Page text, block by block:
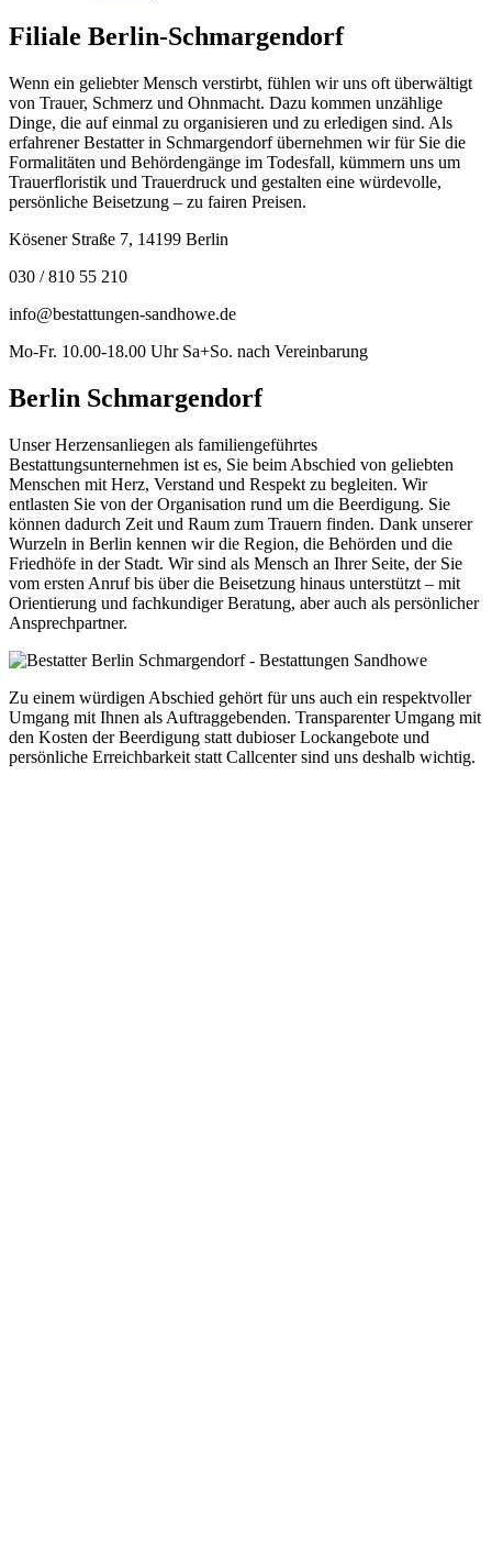
Filiale Berlin-Schmargendorf
Wenn ein geliebter Mensch verstirbt, fühlen wir uns oft überwältigt
von Trauer, Schmerz und Ohnmacht. Dazu kommen unzählige
Dinge, die auf einmal zu organisieren und zu erledigen sind. Als
erfahrener Bestatter in Schmargendorf übernehmen wir für Sie die
Formalitäten und Behördengänge im Todesfall, kümmern uns um
Trauerfloristik und Trauerdruck und gestalten eine würdevolle,
persönliche Beisetzung – zu fairen Preisen.
Kösener Straße 7, 14199 Berlin
030 / 810 55 210
info@bestattungen-sandhowe.de
Mo-Fr. 10.00-18.00 Uhr Sa+So. nach Vereinbarung
Berlin Schmargendorf
Unser Herzensanliegen als familiengeführtes
Bestattungsunternehmen ist es, Sie beim Abschied von geliebten
Menschen mit Herz, Verstand und Respekt zu begleiten. Wir
entlasten Sie von der Organisation rund um die Beerdigung. Sie
können dadurch Zeit und Raum zum Trauern finden. Dank unserer
Wurzeln in Berlin kennen wir die Region, die Behörden und die
Friedhöfe in der Stadt. Wir sind als Mensch an Ihrer Seite, der Sie
vom ersten Anruf bis über die Beisetzung hinaus unterstützt – mit
Orientierung und fachkundiger Beratung, aber auch als persönlicher
Ansprechpartner.
Zu einem würdigen Abschied gehört für uns auch ein respektvoller
Umgang mit Ihnen als Auftraggebenden. Transparenter Umgang mit
den Kosten der Beerdigung statt dubioser Lockangebote und
persönliche Erreichbarkeit statt Callcenter sind uns deshalb wichtig.